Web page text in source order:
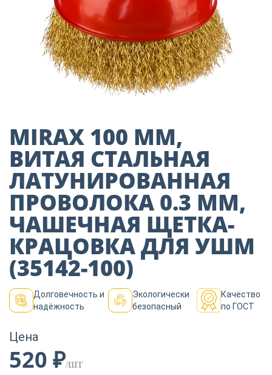
Материалы для
отделки
Пиломатериалы
Декор
Изоляция
Инструменты
Продукция из
дерева
MIRAX 100 ММ,
ВИТАЯ СТАЛЬНАЯ
ЛАТУНИРОВАННАЯ
ПРОВОЛОКА 0.3 ММ,
ЧАШЕЧНАЯ ЩЕТКА-
КРАЦОВКА ДЛЯ УШМ
(35142-100)
Долговечность и
надёжность
Экологически
безопасный
Качество
по ГОСТ
Цена
520 ₽/ШТ